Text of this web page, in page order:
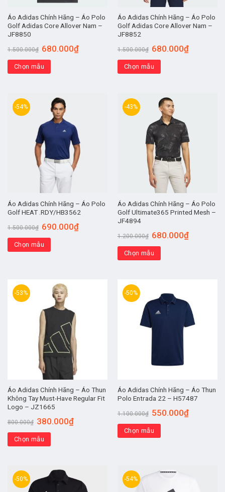
Áo Adidas Chính Hãng – Áo Polo
Golf Adidas Core Allover Nam –
JF8850
1.500.000₫ 680.000₫
Chọn mẫu
Áo Adidas Chính Hãng – Áo Polo
Golf Adidas Core Allover Nam –
JF8852
1.500.000₫ 680.000₫
Chọn mẫu
-54%
Áo Adidas Chính Hãng – Áo Polo
Golf HEAT .RDY/HB3562
1.500.000₫ 690.000₫
Chọn mẫu
-43%
Áo Adidas Chính Hãng – Áo Polo
Golf Ultimate365 Printed Mesh –
JF4894
1.200.000₫ 680.000₫
Chọn mẫu
-53%
Áo Adidas Chính Hãng – Áo Thun
Không Tay Must-Have Regular Fit
Logo – JZ1665
800.000₫ 380.000₫
Chọn mẫu
-50%
Áo Adidas Chính Hãng – Áo Thun
Polo Entrada 22 – H57487
1.100.000₫ 550.000₫
Chọn mẫu
-50% -54%